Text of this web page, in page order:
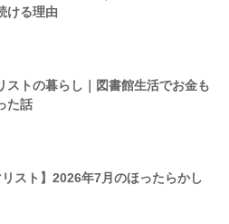
ける理由
ストの暮らし｜図書館生活でお金も
た話
リスト】2026年7月のほったらかし